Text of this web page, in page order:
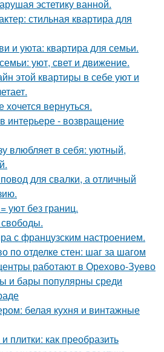
эстетику ванной.
стильная квартира для
и уюта: квартира для семьи.
уют, свет и движение.
этой квартиры в себе уют и
вернуться.
интерьере - возвращение
влюбляет в себя: уютный,
для свалки, а отличный
уют без границ.
с французским настроением.
по отделке стен: шаг за шагом
работают в Орехово-Зуево
и бары популярны среди
белая кухня и винтажные
плитки: как преобразить